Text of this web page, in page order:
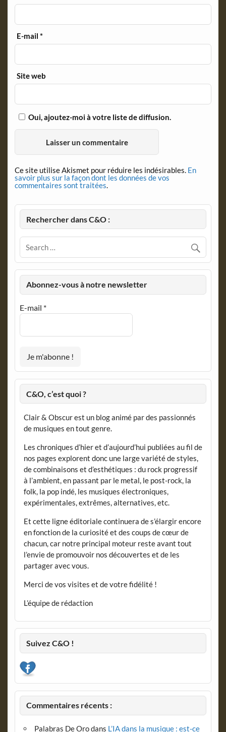
E-mail*
Site web
Oui, ajoutez-moi à votre liste de diffusion.
Ce site utilise Akismet pour réduire les indésirables. En
savoir plus sur la façon dont les données de vos
commentaires sont traitées
Rechercher dans C&O :
Abonnez-vous à notre newsletter
E-mail *
C&O, c’est quoi ?
Clair & Obscur est un blog animé par des passionnés
de musiques en tout genre.
Les chroniques d’hier et d’aujourd’hui publiées au fil de
nos pages explorent donc une large variété de styles,
de combinaisons et d’esthétiques : du rock progressif
à l’ambient, en passant par le metal, le post-rock, la
folk, la pop indé, les musiques électroniques,
expérimentales, extrêmes, alternatives, etc.
Et cette ligne éditoriale continuera de s’élargir encore
en fonction de la curiosité et des coups de cœur de
chacun, car notre principal moteur reste avant tout
l’envie de promouvoir nos découvertes et de les
partager avec vous.
Merci de vos visites et de votre fidélité !
L’équipe de rédaction
Suivez C&O !
Commentaires récents :
Palabras De Orodans L’IA dans la musique : est-ce